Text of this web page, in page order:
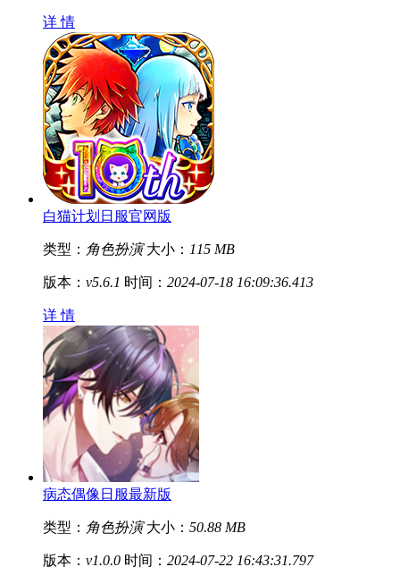
详 情
白猫计划日服官网版
类型： 角色扮演 大小： 115 MB
版本： v5.6.1 时间： 2024-07-18 16:09:36.413
详 情
病态偶像日服最新版
类型： 角色扮演 大小： 50.88 MB
版本： v1.0.0 时间： 2024-07-22 16:43:31.797